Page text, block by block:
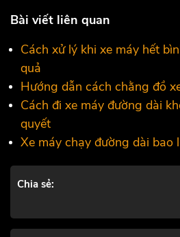
Bài viết liên quan
Cách xử lý khi xe máy hết
quả
Hướng dẫn cách chằng đồ
Cách đi xe máy đường dài
quyết
Xe máy chạy đường dài bao
Chia sẻ: